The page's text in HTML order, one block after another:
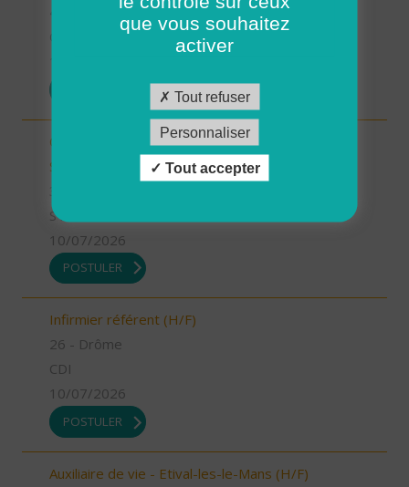
41 - Loir-et-Cher
Chargé.e de mission Qualité et développement -
Stage (H/F)
STAGE
10/07/2026
POSTULER
Infirmier référent (H/F)
26 - Drôme
CDI
10/07/2026
POSTULER
Auxiliaire de vie - Etival-les-le-Mans (H/F)
que vous souhaitez
activer
Tout refuser
Personnaliser
Tout accepter